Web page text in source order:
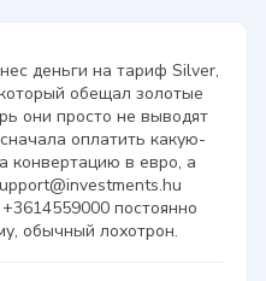
деньги на тариф Silver,
обещал золотые
они просто не выводят
оплатить какую-
в евро, а
постоянно
обычный лохотрон.